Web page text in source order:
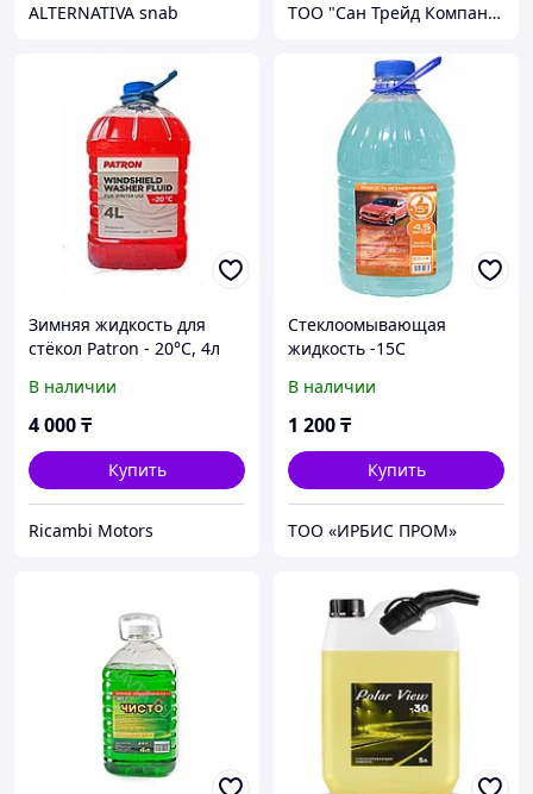
ALTERNATIVA snab ТОО "Сан Трейд Компани"
Зимняя жидкость для
стёкол Patron - 20°C, 4л
В наличии
4 000₸
Купить
Ricambi Motors
Стеклоомывающая
жидкость -15С
В наличии
1 200₸
Купить
ТОО «ИРБИС ПРОМ»